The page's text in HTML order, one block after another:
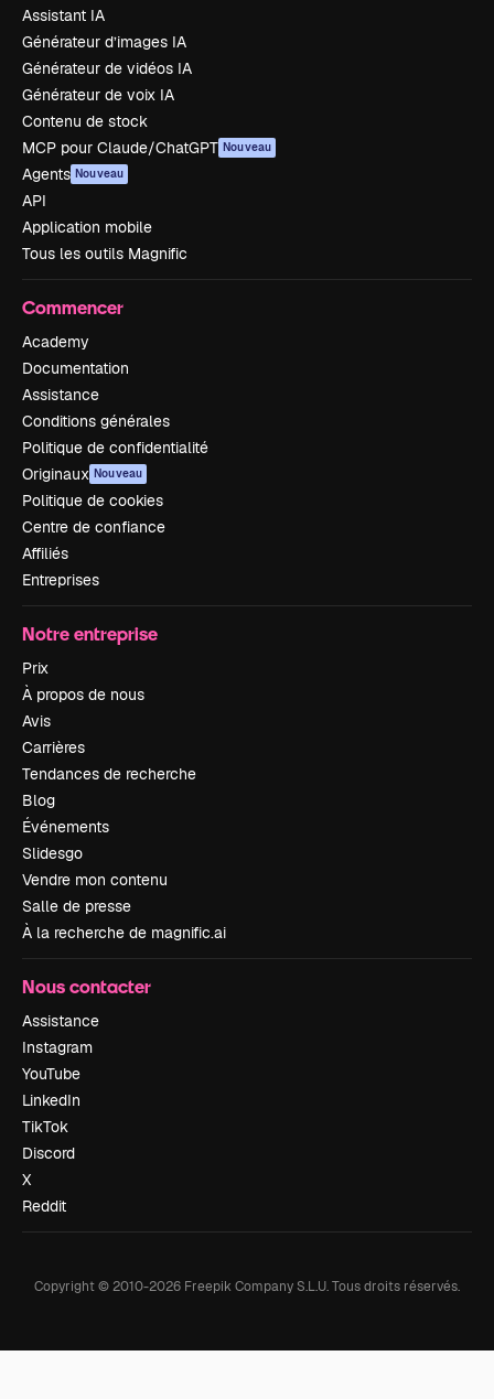
Assistant IA
Générateur d’images IA
Générateur de vidéos IA
Générateur de voix IA
Contenu de stock
MCP pour Claude/ChatGPT Nouveau
Agents Nouveau
API
Application mobile
Tous les outils Magnific
Commencer
Academy
Documentation
Assistance
Conditions générales
Politique de confidentialité
Originaux Nouveau
Politique de cookies
Centre de confiance
Affiliés
Entreprises
Notre entreprise
Prix
À propos de nous
Avis
Carrières
Tendances de recherche
Blog
Événements
Slidesgo
Vendre mon contenu
Salle de presse
À la recherche de magnific.ai
Nous contacter
Assistance
Instagram
YouTube
LinkedIn
TikTok
Discord
X
Reddit
Copyright © 2010-2026 Freepik Company S.L.U.Tous droits réservés.